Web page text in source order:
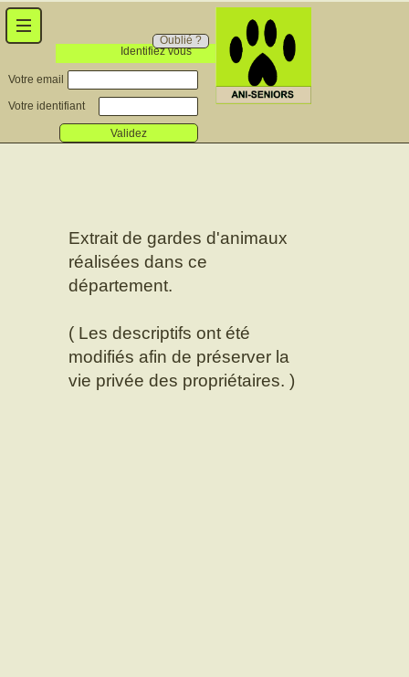
Identifiez vous
Oublié ?
Votre email
Votre identifiant
Validez
Extrait de gardes d'animaux
réalisées dans ce
département.
( Les descriptifs ont été
modifiés afin de préserver la
vie privée des propriétaires. )